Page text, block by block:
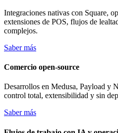
Integraciones nativas con Square,
extensiones de POS, flujos de
complejos.
Saber más
Comercio open-source
Desarrollos en Medusa, Payload y
control total, extensibilidad y sin
Saber más